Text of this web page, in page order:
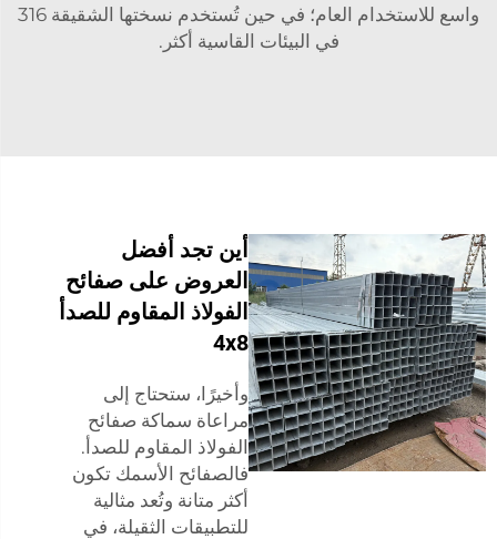
واسع للاستخدام العام؛ في حين تُستخدم نسختها الشقيقة 316
في البيئات القاسية أكثر.
أين تجد أفضل
العروض على صفائح
الفولاذ المقاوم للصدأ
4x8
وأخيرًا، ستحتاج إلى
مراعاة سماكة صفائح
الفولاذ المقاوم للصدأ.
فالصفائح الأسمك تكون
أكثر متانة وتُعد مثالية
للتطبيقات الثقيلة، في